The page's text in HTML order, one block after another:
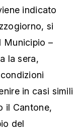
indicato
si
Municipio –
la sera,
in casi simili
il Cantone,
del